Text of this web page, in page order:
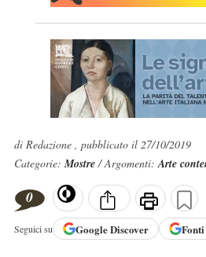
di Redazione , pubblicato il 27/10/2019
Categorie:Mostre/ Argomenti:Arte
0
Seguici su GoogleDiscover